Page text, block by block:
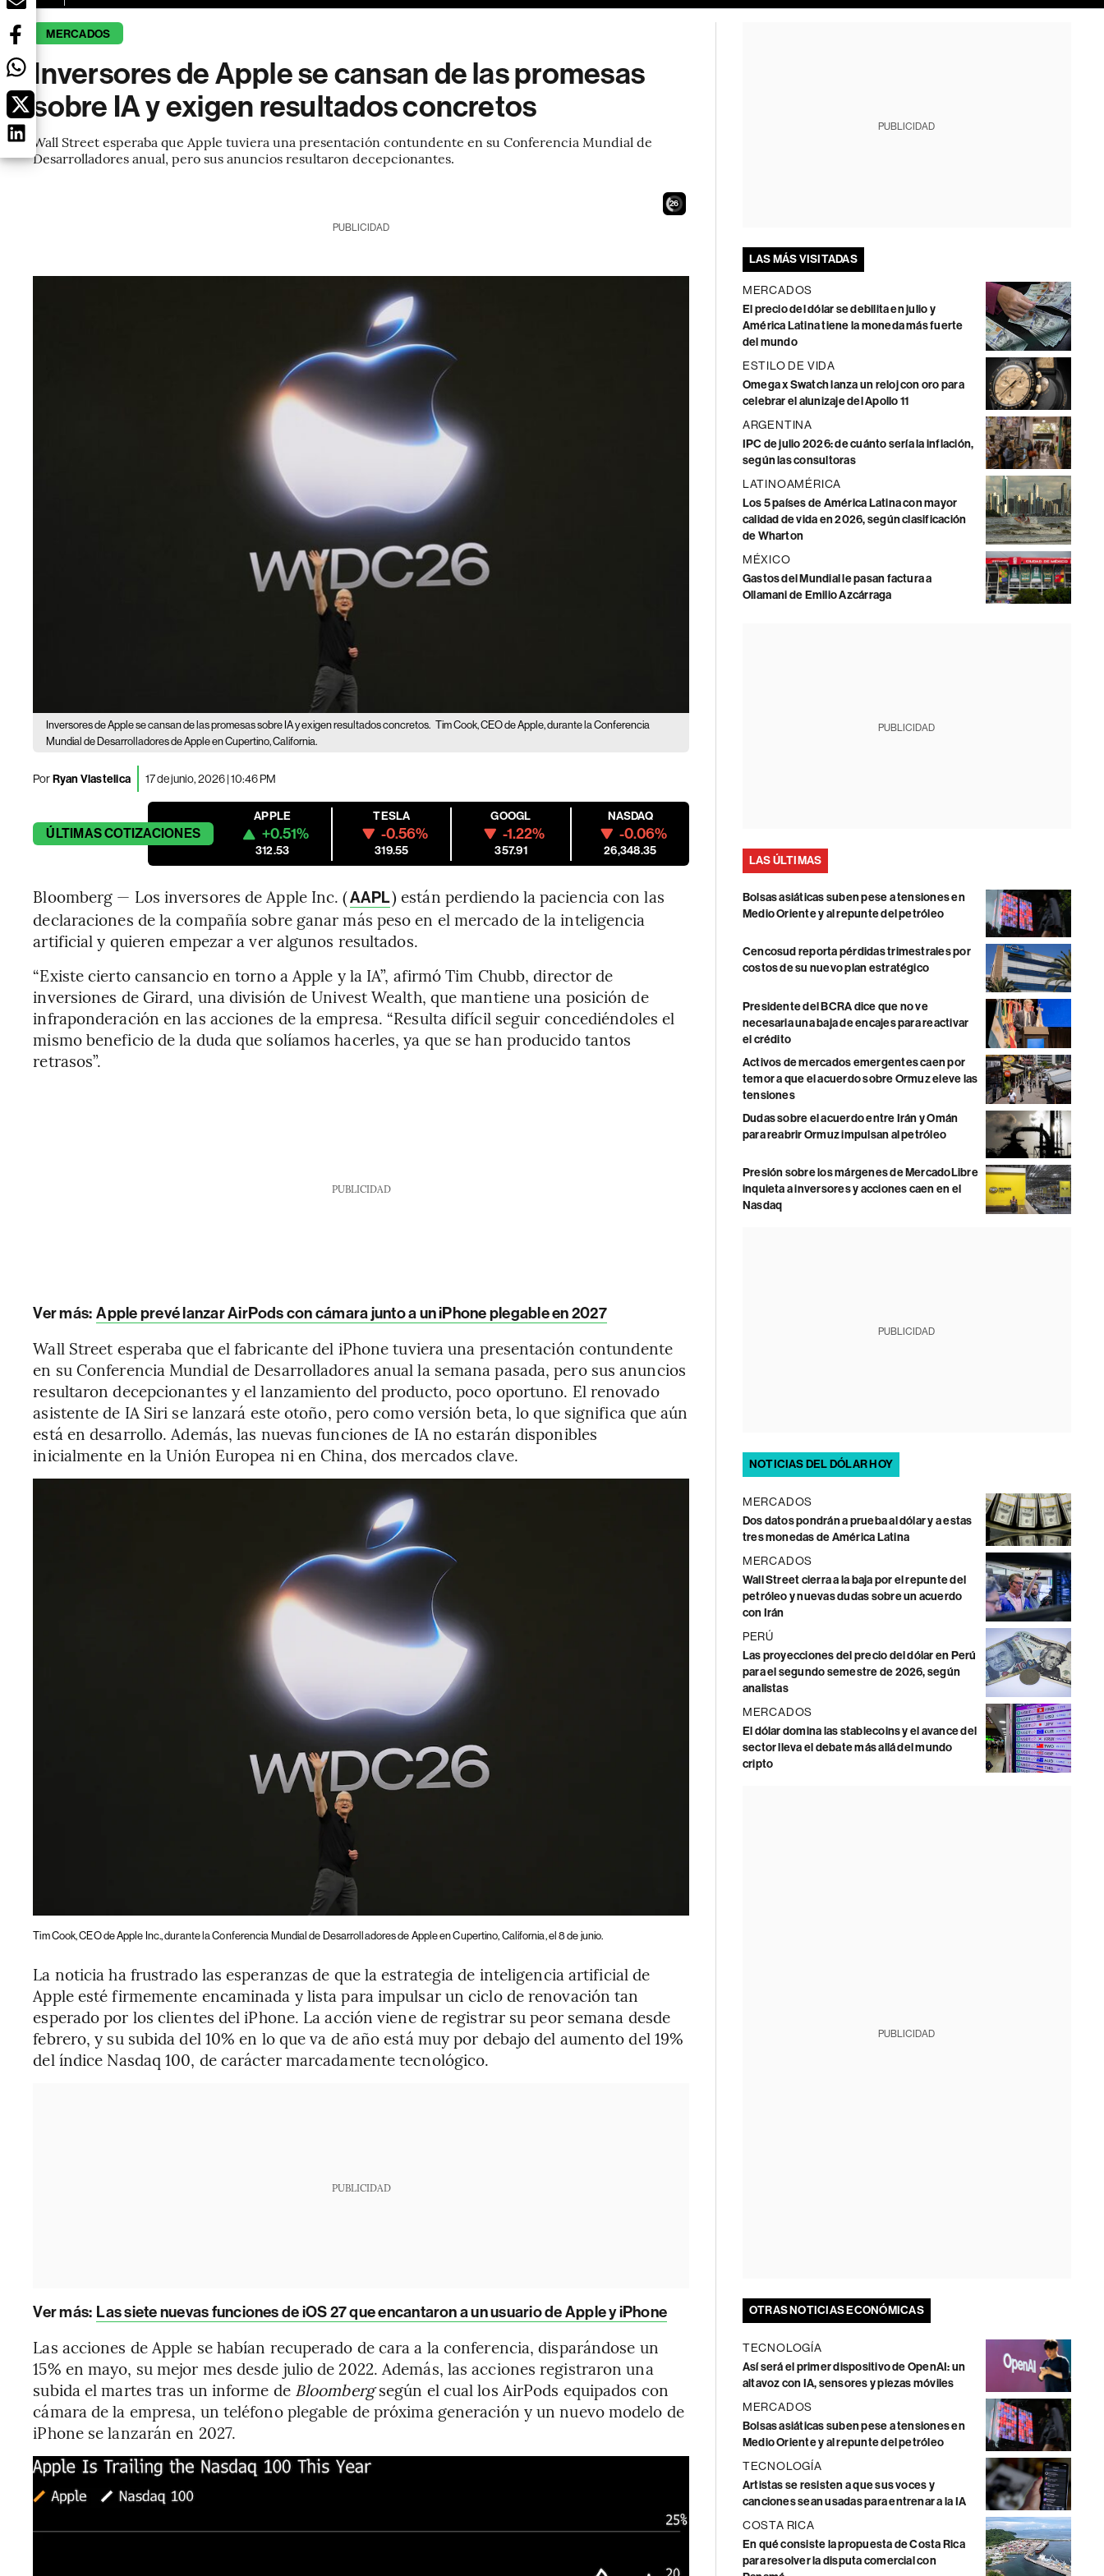
MERCADOS
Inversores de Apple se cansan de las promesas
sobre IA y exigen resultados concretos
Wall Street esperaba que Apple tuviera una presentación contundente en su Conferencia Mundial de
Desarrolladores anual, pero sus anuncios resultaron decepcionantes.
25
PUBLICIDAD
Inversores de Apple se cansan de las promesas sobre IA y exigen resultados concretos. Tim Cook, CEO de Apple, durante la Conferencia
Mundial de Desarrolladores de Apple en Cupertino, California.
PorRyan Vlastelica 17 de junio, 2026 | 10:46 PM
ÚLTIMASCOTIZACIONES
APPLE
+0.51%
312.53
TESLA
-0.56%
319.55
GOOGL
-1.22%
357.91
NASDAQ
-0.06%
26,348.35
Bloomberg — Los inversores de Apple Inc. (AAPL) están perdiendo la paciencia con las
declaraciones de la compañía sobre ganar más peso en el mercado de la inteligencia
artificial y quieren empezar a ver algunos resultados.
“Existe cierto cansancio en torno a Apple y la IA”, afirmó Tim Chubb, director de
inversiones de Girard, una división de Univest Wealth, que mantiene una posición de
infraponderación en las acciones de la empresa. “Resulta difícil seguir concediéndoles el
mismo beneficio de la duda que solíamos hacerles, ya que se han producido tantos
retrasos”.
PUBLICIDAD
Ver más: Apple prevé lanzar AirPods con cámara junto a un iPhone plegable en 2027
Wall Street esperaba que el fabricante del iPhone tuviera una presentación contundente
en su Conferencia Mundial de Desarrolladores anual la semana pasada, pero sus anuncios
resultaron decepcionantes y el lanzamiento del producto, poco oportuno. El renovado
asistente de IA Siri se lanzará este otoño, pero como versión beta, lo que significa que aún
está en desarrollo. Además, las nuevas funciones de IA no estarán disponibles
inicialmente en la Unión Europea ni en China, dos mercados clave.
Tim Cook, CEO de Apple Inc., durante la Conferencia Mundial de Desarrolladores de Apple en Cupertino, California, el 8 de junio.
La noticia ha frustrado las esperanzas de que la estrategia de inteligencia artificial de
Apple esté firmemente encaminada y lista para impulsar un ciclo de renovación tan
esperado por los clientes del iPhone. La acción viene de registrar su peor semana desde
febrero, y su subida del 10% en lo que va de año está muy por debajo del aumento del 19%
del índice Nasdaq 100, de carácter marcadamente tecnológico.
PUBLICIDAD
Ver más: Las siete nuevas funciones de iOS 27 que encantaron a un usuario de Apple y iPhone
Las acciones de Apple se habían recuperado de cara a la conferencia, disparándose un
15% en mayo, su mejor mes desde julio de 2022. Además, las acciones registraron una
subida el martes tras un informe de Bloombergsegún el cual los AirPods equipados con
cámara de la empresa, un teléfono plegable de próxima generación y un nuevo modelo de
iPhone se lanzarán en 2027.
PUBLICIDAD
LAS MÁS VISITADAS
MERCADOS
El precio del dólar se debilita en julio y
América Latina tiene la moneda más fuerte
del mundo
ESTILO DE VIDA
Omega x Swatch lanza un reloj con oro para
celebrar el alunizaje del Apollo 11
ARGENTINA
IPC de julio 2026: de cuánto sería la inflación,
según las consultoras
LATINOAMÉRICA
Los 5 países de América Latina con mayor
calidad de vida en 2026, según clasificación
de Wharton
MÉXICO
Gastos del Mundial le pasan factura a
Ollamani de Emilio Azcárraga
PUBLICIDAD
LAS ÚLTIMAS
Bolsas asiáticas suben pese a tensiones en
Medio Oriente y al repunte del petróleo
Cencosud reporta pérdidas trimestrales por
costos de su nuevo plan estratégico
Presidente del BCRA dice que no ve
necesaria una baja de encajes para reactivar
el crédito
Activos de mercados emergentes caen por
temor a que el acuerdo sobre Ormuz eleve las
tensiones
Dudas sobre el acuerdo entre Irán y Omán
para reabrir Ormuz impulsan al petróleo
Presión sobre los márgenes de MercadoLibre
inquieta a inversores y acciones caen en el
Nasdaq
PUBLICIDAD
NOTICIAS DEL DÓLAR HOY
MERCADOS
Dos datos pondrán a prueba al dólar y a estas
tres monedas de América Latina
MERCADOS
Wall Street cierra a la baja por el repunte del
petróleo y nuevas dudas sobre un acuerdo
con Irán
PERÚ
Las proyecciones del precio del dólar en Perú
para el segundo semestre de 2026, según
analistas
MERCADOS
El dólar domina las stablecoins y el avance del
sector lleva el debate más allá del mundo
cripto
PUBLICIDAD
OTRAS NOTICIAS ECONÓMICAS
TECNOLOGÍA
Así será el primer dispositivo de OpenAI: un
altavoz con IA, sensores y piezas móviles
MERCADOS
Bolsas asiáticas suben pese a tensiones en
Medio Oriente y al repunte del petróleo
TECNOLOGÍA
Artistas se resisten a que sus voces y
canciones sean usadas para entrenar a la IA
COSTA RICA
En qué consiste la propuesta de Costa Rica
para resolver la disputa comercial con